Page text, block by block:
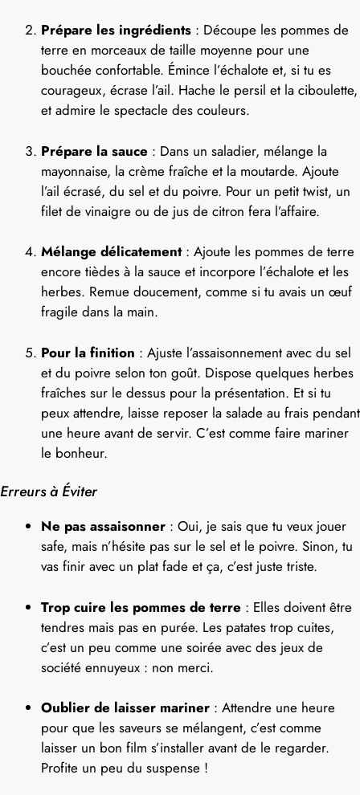
Prépare les ingrédients : Découpe les pommes de
terre en morceaux de taille moyenne pour une
bouchée confortable. Émince l’échalote et, si tu es
courageux, écrase l’ail. Hache le persil et la ciboulette,
et admire le spectacle des couleurs.
Prépare la sauce : Dans un saladier, mélange la
mayonnaise, la crème fraîche et la moutarde. Ajoute
l’ail écrasé, du sel et du poivre. Pour un petit twist, un
filet de vinaigre ou de jus de citron fera l’affaire.
Mélange délicatement: Ajoute les pommes de terre
encore tièdes à la sauce et incorpore l’échalote et les
herbes. Remue doucement, comme si tu avais un œuf
fragile dans la main.
Pour la finition : Ajuste l’assaisonnement avec du sel
et du poivre selon ton goût. Dispose quelques herbes
fraîches sur le dessus pour la présentation. Et si tu
peux attendre, laisse reposer la salade au frais pendant
une heure avant de servir. C’est comme faire mariner
le bonheur.
Erreurs à Éviter
Ne pas assaisonner : Oui, je sais que tu veux jouer
safe, mais n’hésite pas sur le sel et le poivre. Sinon, tu
vas finir avec un plat fade et ça, c’est juste triste.
Trop cuire les pommes de terre : Elles doivent être
tendres mais pas en purée. Les patates trop cuites,
c’est un peu comme une soirée avec des jeux de
société ennuyeux : non merci.
Oublier de laisser mariner : Attendre une heure
pour que les saveurs se mélangent, c’est comme
laisser un bon film s’installer avant de le regarder.
Profite un peu du suspense !